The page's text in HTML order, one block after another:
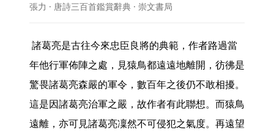
張力 · 唐詩三百首鑑賞辭典 · 崇文書局
年他行軍佈陣之處，見猿鳥都遠遠地離開，彷彿是
驚畏諸葛亮森嚴的軍令，數百年之後仍不敢相擾。
這是因諸葛亮治軍之嚴，故作者有此聯想。而猿鳥
遠離，亦可見諸葛亮凜然不可侵犯之氣度。再遠望